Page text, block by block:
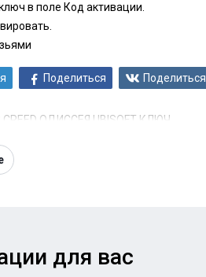
в поле Код активации.
Поделиться Поделиться
CREED ОДИССЕЯ UBISOFT КЛЮЧ
для вас